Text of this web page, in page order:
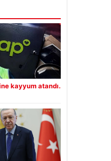
kayyum atandı.